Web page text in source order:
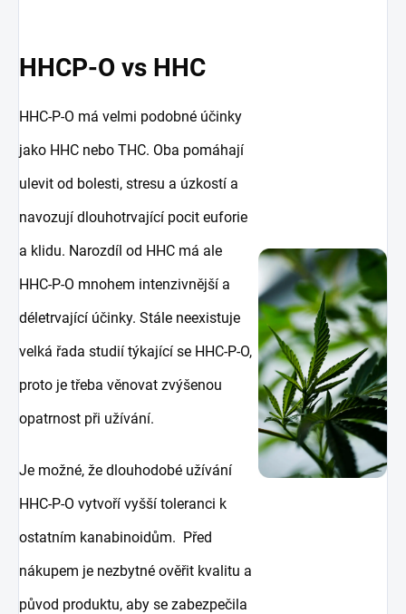
HHCP-O vs HHC
HHC-P-O má velmi podobné účinky
jako HHC nebo THC. Oba pomáhají
ulevit od bolesti, stresu a úzkostí a
navozují dlouhotrvající pocit euforie
a klidu. Narozdíl od HHC má ale
HHC-P-O mnohem intenzivnější a
déletrvající účinky. Stále neexistuje
velká řada studií týkající se HHC-P-O,
proto je třeba věnovat zvýšenou
opatrnost při užívání.
Je možné, že dlouhodobé užívání
HHC-P-O vytvoří vyšší toleranci k
ostatním kanabinoidům. Před
nákupem je nezbytné ověřit kvalitu a
původ produktu, aby se zabezpečila